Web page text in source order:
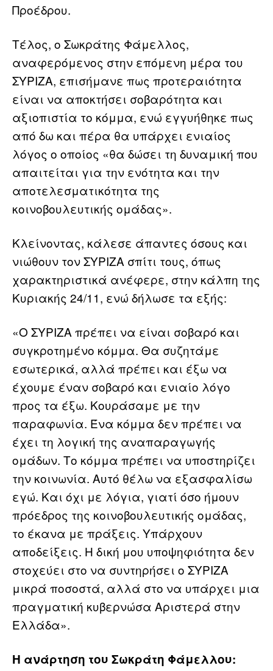
Προέδρου.
Τέλος, ο Σωκράτης Φάμελλος,
αναφερόμενος στην επόμενη μέρα του
ΣΥΡΙΖΑ, επισήμανε πως προτεραιότητα
είναι να αποκτήσει σοβαρότητα και
αξιοπιστία το κόμμα, ενώ εγγυήθηκε πως
από δω και πέρα θα υπάρχει ενιαίος
λόγος ο οποίος «θα δώσει τη δυναμική που
απαιτείται για την ενότητα και την
αποτελεσματικότητα της
κοινοβουλευτικής ομάδας».
Κλείνοντας, κάλεσε άπαντες όσους και
νιώθουν τον ΣΥΡΙΖΑ σπίτι τους, όπως
χαρακτηριστικά ανέφερε, στην κάλπη της
Κυριακής 24/11, ενώ δήλωσε τα εξής:
«Ο ΣΥΡΙΖΑ πρέπει να είναι σοβαρό και
συγκροτημένο κόμμα. Θα συζητάμε
εσωτερικά, αλλά πρέπει και έξω να
έχουμε έναν σοβαρό και ενιαίο λόγο
προς τα έξω. Κουράσαμε με την
παραφωνία. Ένα κόμμα δεν πρέπει να
έχει τη λογική της αναπαραγωγής
ομάδων. Το κόμμα πρέπει να υποστηρίζει
την κοινωνία. Αυτό θέλω να εξασφαλίσω
εγώ. Και όχι με λόγια, γιατί όσο ήμουν
πρόεδρος της κοινοβουλευτικής ομάδας,
το έκανα με πράξεις. Υπάρχουν
αποδείξεις. Η δική μου υποψηφιότητα δεν
στοχεύει στο να συντηρήσει ο ΣΥΡΙΖΑ
μικρά ποσοστά, αλλά στο να υπάρχει μια
πραγματική κυβερνώσα Αριστερά στην
Ελλάδα».
Η ανάρτηση του Σωκράτη Φάμελλου: